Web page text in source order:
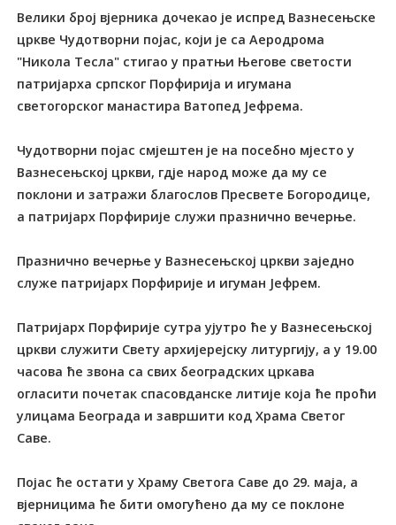
Велики број вјерника дочекао је испред Вазнесењске
цркве Чудотворни појас, који је са Аеродрома
"Никола Тесла" стигао у пратњи Његове светости
патријарха српског Порфирија и игумана
светогорског манастира Ватопед Јефрема.
Чудотворни појас смјештен је на посебно мјесто у
Вазнесењској цркви, гдје народ може да му се
поклони и затражи благослов Пресвете Богородице,
а патријарх Порфирије служи празнично вечерње.
Празнично вечерње у Вазнесењској цркви заједно
служе патријарх Порфирије и игуман Јефрем.
Патријарх Порфирије сутра ујутро ће у Вазнесењској
цркви служити Свету архијерејску литургију, а у 19.00
часова ће звона са свих београдских цркава
огласити почетак спасовданске литије која ће проћи
улицама Београда и завршити код Храма Светог
Саве.
Појас ће остати у Храму Светога Саве до 29. маја, а
вјерницима ће бити омогућено да му се поклоне